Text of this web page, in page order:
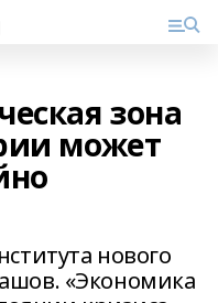
зона
может
нового
«Экономика